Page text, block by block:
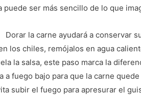
puede ser más sencillo de lo que
Dorar la carne ayudará a conservar
los chiles, remójalos en agua
la salsa, este paso marca la
a fuego bajo para que la carne
subir el fuego para apresurar el